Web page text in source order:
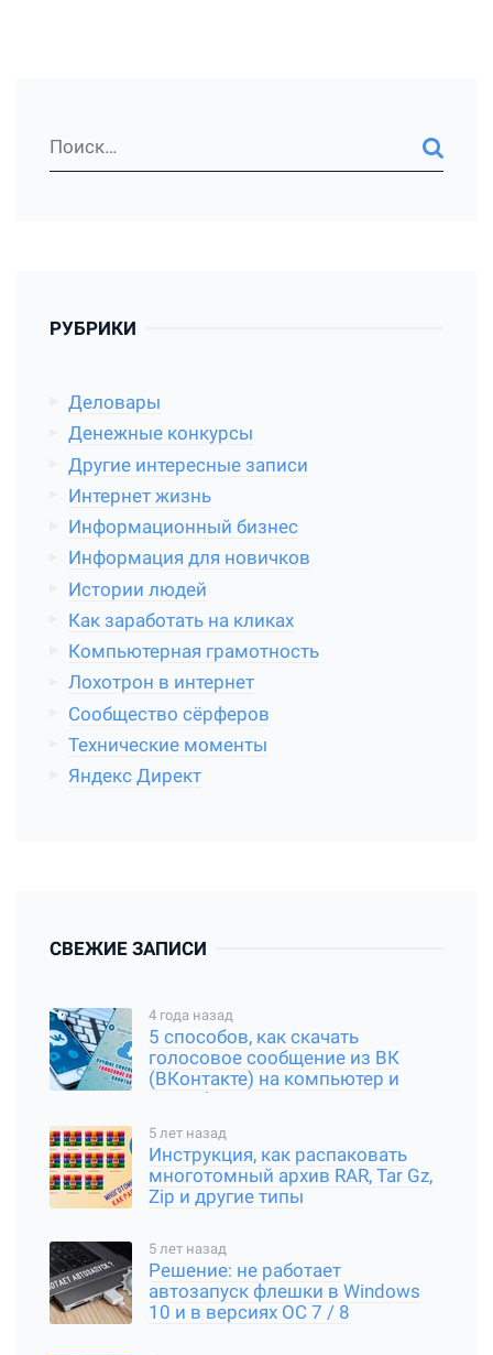
РУБРИКИ
Деловары
Денежные конкурсы
Другие интересные записи
Интернет жизнь
Информационный бизнес
Информация для новичков
Истории людей
Как заработать на кликах
Компьютерная грамотность
Лохотрон в интернет
Сообщество сёрферов
Технические моменты
Яндекс Директ
СВЕЖИЕ ЗАПИСИ
4 года назад
5 способов, как скачать
голосовое сообщение из ВК
(ВКонтакте) на компьютер и
смартфон
5 лет назад
Инструкция, как распаковать
многотомный архив RAR, Tar Gz,
Zip и другие типы
5 лет назад
Решение: не работает
автозапуск флешки в Windows
10 и в версиях ОС 7 / 8